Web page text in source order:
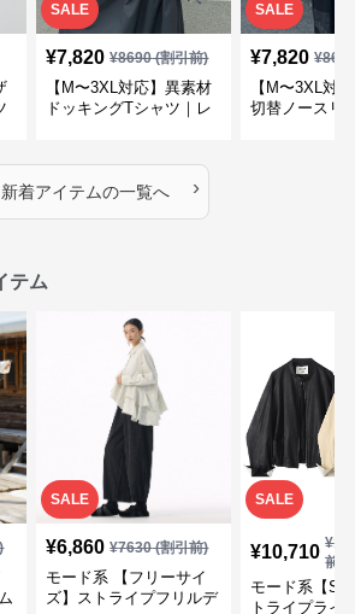
SALE
¥7,820 ¥8690(割引前)
【M〜3XL対応】異素材
ドッキングTシャツ｜レ
カバー・大人モード
SALE
¥7,820 ¥
【M〜3XL対
切替ノースリ
新着アイテムの一覧へ ›
テム
SALE
¥6,860 ¥7630(割引前)
モード系 【フリーサイ
ズ】ストライプフリルデ
SALE
¥10,710 ¥
前)
モード系【S
トライプライ